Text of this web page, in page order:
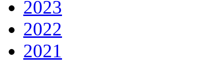
2023
2022
2021